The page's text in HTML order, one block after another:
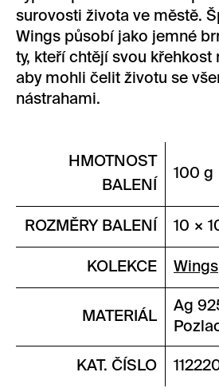
surovosti života ve městě.
Wings působí jako jemné
ty, kteří chtějí svou křehkost
aby mohli čelit životu se
nástrahami.
HMOTNOST
BALENÍ
100 g
ROZMĚRY BALENÍ 10 ×
KOLEKCE Wings
MATERIÁL
Ag
KAT. ČÍSLO